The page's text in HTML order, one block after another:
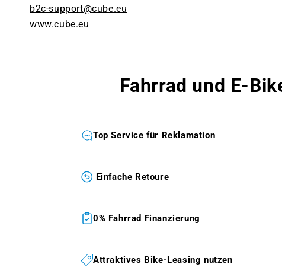
b2c-support@cube.eu
www.cube.eu
Fahrrad und E-
Top Service für Reklamation
Einfache Retoure
0% Fahrrad Finanzierung
Attraktives Bike-Leasing nutzen